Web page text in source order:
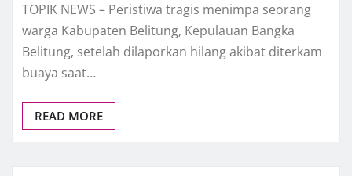
TOPIK NEWS – Peristiwa tragis menimpa seorang
warga Kabupaten Belitung, Kepulauan Bangka
Belitung, setelah dilaporkan hilang akibat diterkam
buaya saat…
READ MORE